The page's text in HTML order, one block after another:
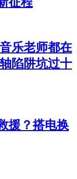
乐老师都在
陷阱坑过十
援？搭电换